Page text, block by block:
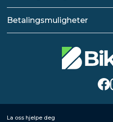
Betalingsmuligheter
La oss hjelpe deg